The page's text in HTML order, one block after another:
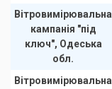
Вітровимірювальна
кампанія "під
ключ", Одеська
обл.
Вітровимірювальна